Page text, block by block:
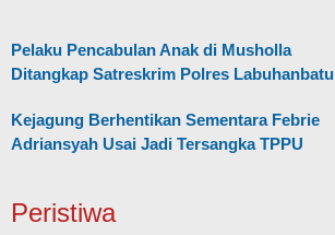
Pelaku Pencabulan Anak di Musholla
Ditangkap Satreskrim Polres Labuhanbatu
Kejagung Berhentikan Sementara Febrie
Adriansyah Usai Jadi Tersangka TPPU
Peristiwa